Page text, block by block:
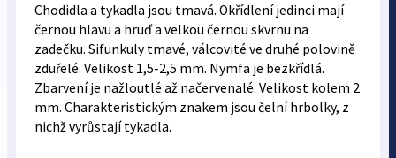
Chodidla a tykadla jsou tmavá. Okřídlení jedinci mají
černou hlavu a hruď a velkou černou skvrnu na
zadečku. Sifunkuly tmavé, válcovité ve druhé polovině
zduřelé. Velikost 1,5-2,5 mm. Nymfa je bezkřídlá.
Zbarvení je nažloutlé až načervenalé. Velikost kolem 2
mm. Charakteristickým znakem jsou čelní hrbolky, z
nichž vyrůstají tykadla.